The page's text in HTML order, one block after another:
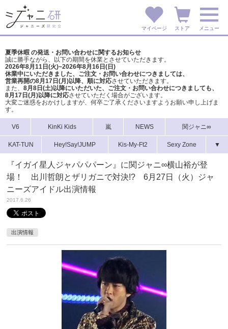
マイページ ストア メニュー
夏季休暇 の発送・お問い合わせに関するお知らせ
誠に勝手ながら、以下の期間を休業とさせていただきます。
2026年8月11日(火)~2026年8月16日(日)
休業中にいただきました、ご注文・お問い合わせにつきましては、
営業再開の8月17日(月)以降、順に対応させていただきます。
また、 8月8日(土)以降にいただいた、ご注文・ お問い合わせにつきましても、
8月17日(月)以降に対応させていただく場合がございます。
大変ご迷惑をおかけしますが、 何卒ご了承くださいますようお願い申し上げま
す。
V6 KinKi Kids 嵐 NEWS 関ジャニ∞
KAT-TUN Hey!Say!JUMP Kis-My-Ft2 Sexy Zone ▼
『イガイ星人ジャパパパーン』に関ジャニ∞横山裕が登
場！ 出川哲朗とザリガニで対決!? 6月27日（火）ジャ
ニーズアイドル出演情報
2017.6.26
出演情報